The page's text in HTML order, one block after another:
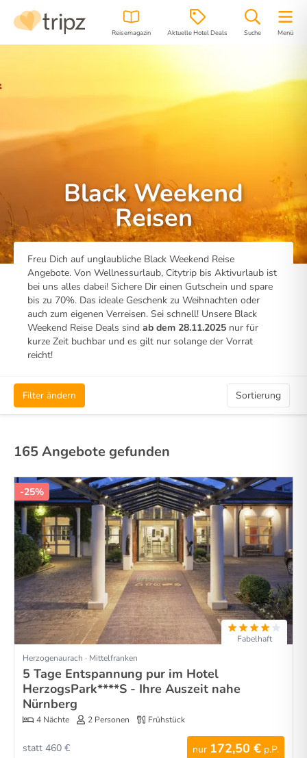
Reisemagazin Aktuelle Hotel Deals Suche Menü
Black Weekend
Reisen
Freu Dich auf unglaubliche Black Weekend Reise
Angebote. Von Wellnessurlaub, Citytrip bis Aktivurlaub ist
bei uns alles dabei! Sichere Dir einen Gutschein und spare
bis zu 70%. Das ideale Geschenk zu Weihnachten oder
auch zum eigenen Verreisen. Sei schnell! Unsere Black
Weekend Reise Deals sind ab dem 28.11.2025 nur für
kurze Zeit buchbar und es gilt nur solange der Vorrat
reicht!
Filter ändern Sortierung
165 Angebote gefunden
-25%
Fabelhaft
Herzogenaurach · Mittelfranken
5 Tage Entspannung pur im Hotel
HerzogsPark****S - Ihre Auszeit nahe
Nürnberg
4 Nächte 2 Personen Frühstück
nur 172,50 € p.P.
statt 460 €